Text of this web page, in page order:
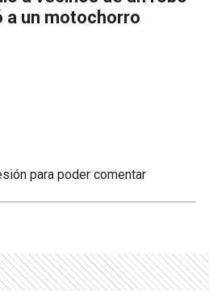
a un motochorro
para poder comentar